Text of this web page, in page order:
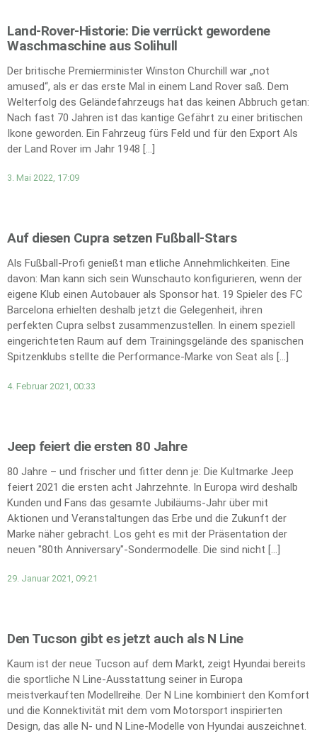
Land-Rover-Historie: Die verrückt gewordene
Waschmaschine aus Solihull
Der britische Premierminister Winston Churchill war „not
amused“, als er das erste Mal in einem Land Rover saß. Dem
Welterfolg des Geländefahrzeugs hat das keinen Abbruch getan:
Nach fast 70 Jahren ist das kantige Gefährt zu einer britischen
Ikone geworden. Ein Fahrzeug fürs Feld und für den Export Als
der Land Rover im Jahr 1948 […]
3. Mai 2022, 17:09
Auf diesen Cupra setzen Fußball-Stars
Als Fußball-Profi genießt man etliche Annehmlichkeiten. Eine
davon: Man kann sich sein Wunschauto konfigurieren, wenn der
eigene Klub einen Autobauer als Sponsor hat. 19 Spieler des FC
Barcelona erhielten deshalb jetzt die Gelegenheit, ihren
perfekten Cupra selbst zusammenzustellen. In einem speziell
eingerichteten Raum auf dem Trainingsgelände des spanischen
Spitzenklubs stellte die Performance-Marke von Seat als […]
4. Februar 2021, 00:33
Jeep feiert die ersten 80 Jahre
80 Jahre – und frischer und fitter denn je: Die Kultmarke Jeep
feiert 2021 die ersten acht Jahrzehnte. In Europa wird deshalb
Kunden und Fans das gesamte Jubiläums-Jahr über mit
Aktionen und Veranstaltungen das Erbe und die Zukunft der
Marke näher gebracht. Los geht es mit der Präsentation der
neuen "80th Anniversary"-Sondermodelle. Die sind nicht […]
29. Januar 2021, 09:21
Den Tucson gibt es jetzt auch als N Line
Kaum ist der neue Tucson auf dem Markt, zeigt Hyundai bereits
die sportliche N Line-Ausstattung seiner in Europa
meistverkauften Modellreihe. Der N Line kombiniert den Komfort
und die Konnektivität mit dem vom Motorsport inspirierten
Design, das alle N- und N Line-Modelle von Hyundai auszeichnet.